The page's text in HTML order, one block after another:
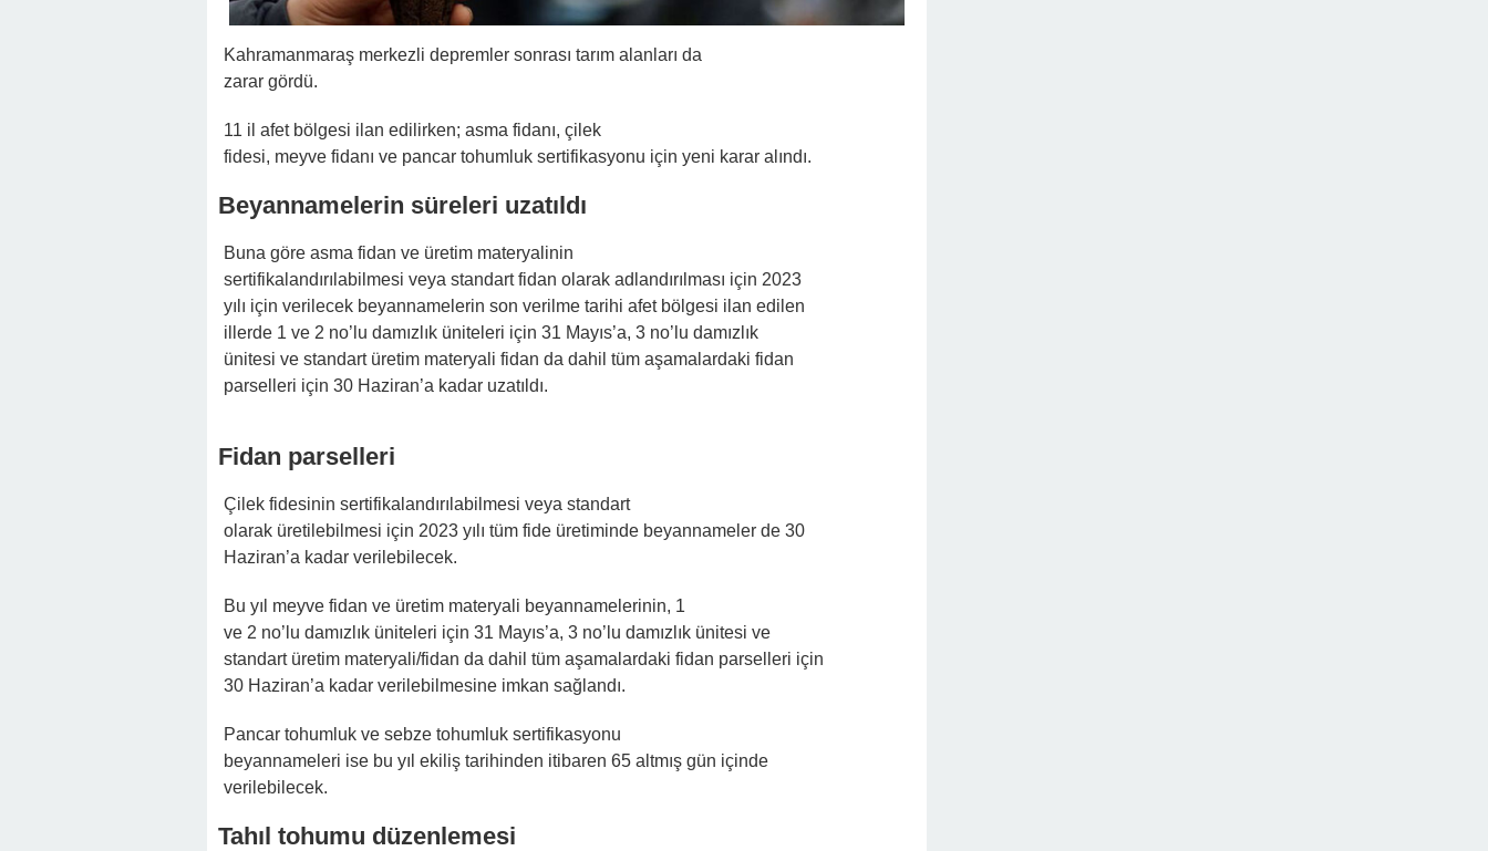
Kahramanmaraş merkezli depremler sonrası tarım alanları da
zarar gördü.
11 il afet bölgesi ilan edilirken; asma fidanı, çilek
fidesi, meyve fidanı ve pancar tohumluk sertifikasyonu için yeni karar alındı.
Beyannamelerin süreleri uzatıldı
Buna göre asma fidan ve üretim materyalinin
sertifikalandırılabilmesi veya standart fidan olarak adlandırılması için 2023
yılı için verilecek beyannamelerin son verilme tarihi afet bölgesi ilan edilen
illerde 1 ve 2 no’lu damızlık üniteleri için 31 Mayıs’a, 3 no’lu damızlık
ünitesi ve standart üretim materyali fidan da dahil tüm aşamalardaki fidan
parselleri için 30 Haziran’a kadar uzatıldı.
Fidan parselleri
Çilek fidesinin sertifikalandırılabilmesi veya standart
olarak üretilebilmesi için 2023 yılı tüm fide üretiminde beyannameler de 30
Haziran’a kadar verilebilecek.
Bu yıl meyve fidan ve üretim materyali beyannamelerinin, 1
ve 2 no’lu damızlık üniteleri için 31 Mayıs’a, 3 no’lu damızlık ünitesi ve
standart üretim materyali/fidan da dahil tüm aşamalardaki fidan parselleri için
30 Haziran’a kadar verilebilmesine imkan sağlandı.
Pancar tohumluk ve sebze tohumluk sertifikasyonu
beyannameleri ise bu yıl ekiliş tarihinden itibaren 65 altmış gün içinde
verilebilecek.
Tahıl tohumu düzenlemesi